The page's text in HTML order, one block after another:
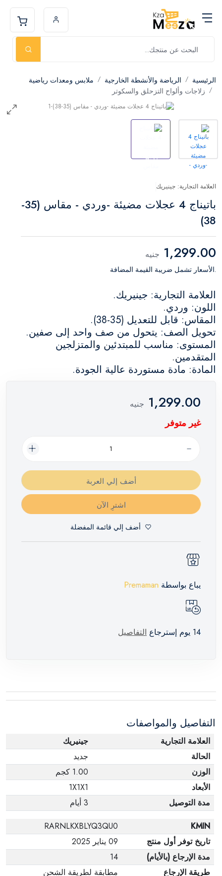
الرئيسية الرياضة والأنشطة الخارجية
ملابس ومعدات رياضية
زلاجات وألواح التزحلق والسكوتر
العلامة التجارية: جينيريك
باتيناج 4 عجلات مضيئة -وردي - مقاس (35-
38)
1,299.00 جنيه
.الأسعار تشمل ضريبة القيمة المضافة
العلامة التجارية: جينيريك.
اللون: وردي.
المقاس: قابل للتعديل (35-38).
تحويل الصف: يتحول من صف واحد إلى صفين.
المستوى: مناسب للمبتدئين والمتزلجين
المتقدمين.
المادة: مادة مستوردة عالية الجودة.
1,299.00 جنيه
غير متوفر
أضف إلي العربة
اشترِ الآن
أضف إلي قائمة المفضلة
يباع بواسطة Premaman
14 يوم إسترجاع التفاصيل
التفاصيل والمواصفات
العلامة التجارية
جينيريك
الحالة
جديد
الوزن
1.00 كجم
الأبعاد
1X1X1
مدة التوصيل
3 أيام
KMIN
RARNLKXBLYQ3QU0
تاريخ توفر أول منتج
09 يناير 2025
مدة الإرجاع (بالأيام)
14
طريقة الإرجاع
مطابقة لطريقة الشحن